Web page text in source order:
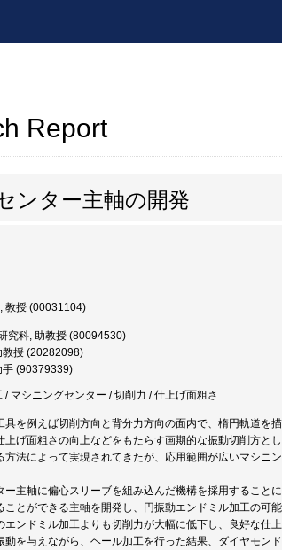
Report
ンター主軸の開発
教授 (00031104)
究科, 助教授 (80094530)
教授 (20282098)
手 (90379339)
マシニングセンター / 切削力 / 仕上げ面粗さ
具を例えば切削方向と背分力方向の面内で、楕円軌道を
げ面粗さの向上などをもたらす画期的な振動切削方と
方法によって実現されてきたが、応用範囲が広いマシニ
ー主軸に偏心スリーブを組み込んだ機構を採用すること
ことができる主軸を開発し、円振動エンドミル加工の可
ンドミル加工よりも切削力が大幅に低下し、良好な仕
動を与えながら、ヘール加工を行った結果、ダイヤモン